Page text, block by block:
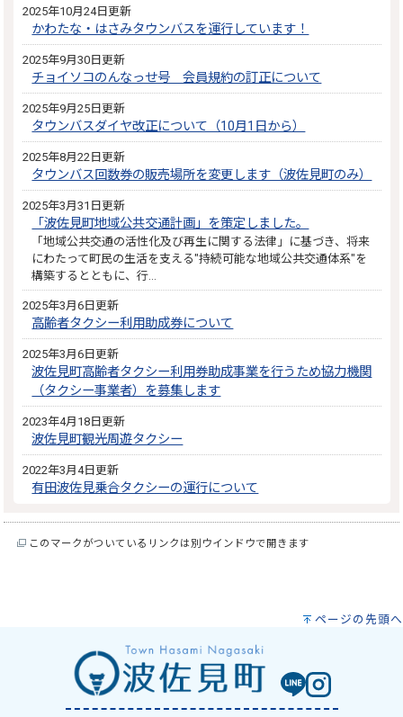
2025年10月24日更新
かわたな・はさみタウンバスを運行しています！
2025年9月30日更新
チョイソコのんなっせ号 会員規約の訂正について
2025年9月25日更新
タウンバスダイヤ改正について（10月1日から）
2025年8月22日更新
タウンバス回数券の販売場所を変更します（波佐見町のみ）
2025年3月31日更新
「波佐見町地域公共交通計画」を策定しました。
「地域公共交通の活性化及び再生に関する法律」に基づき、将来
にわたって町民の生活を支える"持続可能な地域公共交通体系"を
構築するとともに、行…
2025年3月6日更新
高齢者タクシー利用助成券について
2025年3月6日更新
波佐見町高齢者タクシー利用券助成事業を行うため協力機関
（タクシー事業者）を募集します
2023年4月18日更新
波佐見町観光周遊タクシー
2022年3月4日更新
有田波佐見乗合タクシーの運行について
このマークがついているリンクは別ウインドウで開きます
ページの先頭へ